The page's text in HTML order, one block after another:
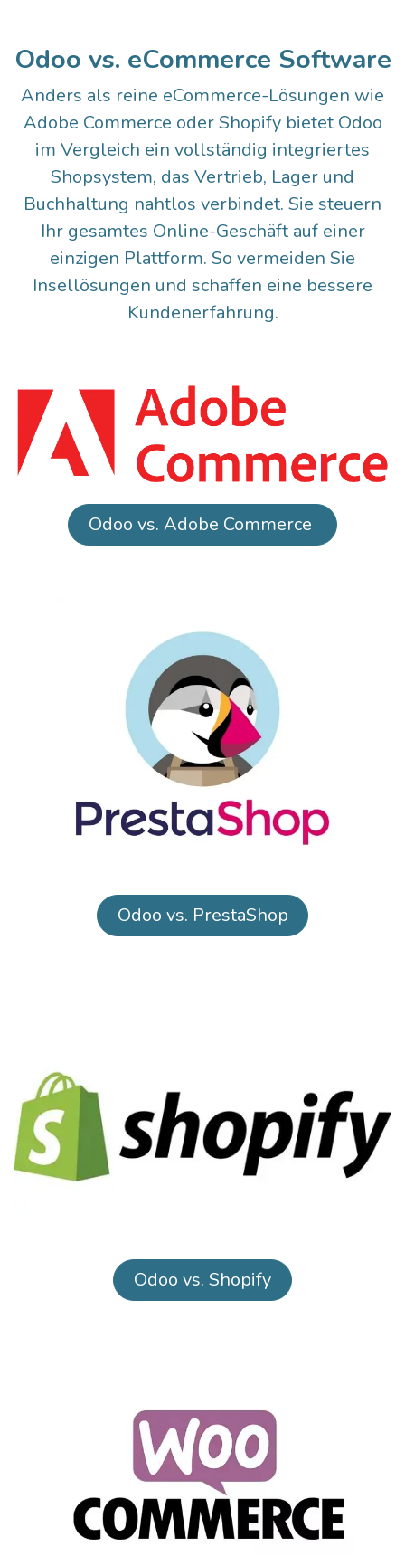
Odoo vs. eCommerce Software
Anders als reine eCommerce-Lösungen wie
Adobe Commerce oder Shopify bietet Odoo
im Vergleich ein vollständig integriertes
Shopsystem, das Vertrieb, Lager und
Buchhaltung nahtlos verbindet. Sie steuern
Ihr gesamtes Online-Geschäft auf einer
einzigen Plattform. So vermeiden Sie
Insellösungen und schaffen eine bessere
Kundenerfahrung.
Odoo vs. Adobe Commerce
​Odoo vs. PrestaShop
Odoo vs. Shopify